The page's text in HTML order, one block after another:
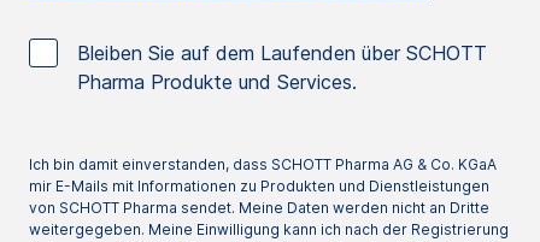
Bleiben Sie auf dem Laufenden über SCHOTT
Pharma Produkte und Services.
Ich bin damit einverstanden, dass SCHOTT Pharma AG & Co. KGaA
mir E-Mails mit Informationen zu Produkten und Dienstleistungen
von SCHOTT Pharma sendet. Meine Daten werden nicht an Dritte
weitergegeben. Meine Einwilligung kann ich nach der Registrierung